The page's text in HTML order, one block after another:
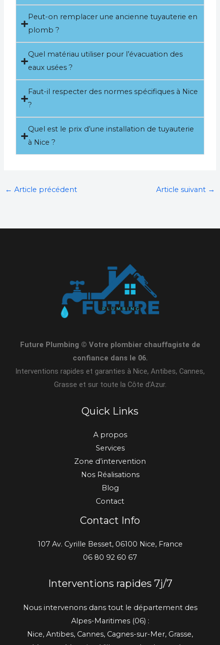
Peut-on remplacer une ancienne tuyauterie en
plomb ?
Quel matériau utiliser pour l’évacuation des
eaux usées ?
Faut-il respecter des normes spécifiques à Nice
?
Quel est le prix d’une installation de tuyauterie
à Nice ?
← Article précédent Article suivant →
Future Plumbing © Votre plombier chauffagiste de
confiance dans le 06.
Interventions rapides et garanties à Nice, Antibes, Cannes,
Grasse et sur toute la Côte d’Azur.
Quick Links
A propos
Services
Zone d’intervention
Nos Réalisations
Blog
Contact
Contact Info
107 Av. Cyrille Besset, 06100 Nice, France
06 80 92 60 67
Interventions rapides 7j/7
Nous intervenons dans tout le département des
Alpes-Maritimes (06) :
Nice, Antibes, Cannes, Cagnes-sur-Mer, Grasse,